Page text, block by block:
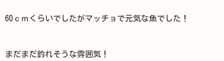
60ｃｍくらいでしたがマッチョで元気な魚でした！
まだまだ釣れそうな雰囲気！